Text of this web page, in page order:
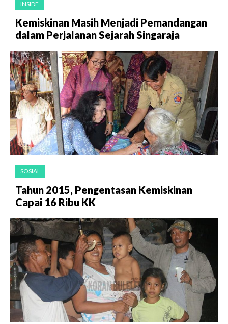
INSIDE
Kemiskinan Masih Menjadi Pemandangan
dalam Perjalanan Sejarah Singaraja
SOSIAL
Tahun 2015, Pengentasan Kemiskinan
Capai 16 Ribu KK